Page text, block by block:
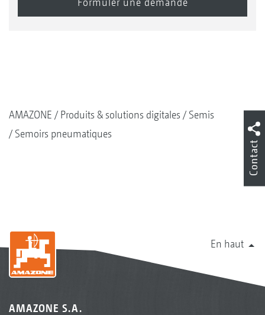
AMAZONE Produits & solutions digitales
Semis
Semoirs pneumatiques
En haut
AMAZONE S.A.
Contact